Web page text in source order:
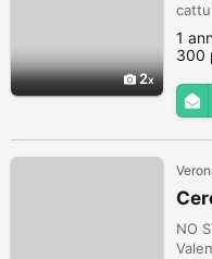
2
1
300
NO